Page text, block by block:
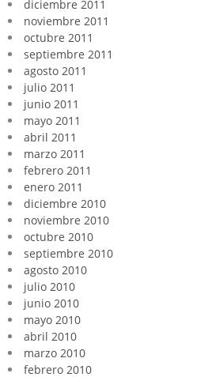
diciembre 2011
noviembre 2011
octubre 2011
septiembre 2011
agosto 2011
julio 2011
junio 2011
mayo 2011
abril 2011
marzo 2011
febrero 2011
enero 2011
diciembre 2010
noviembre 2010
octubre 2010
septiembre 2010
agosto 2010
julio 2010
junio 2010
mayo 2010
abril 2010
marzo 2010
febrero 2010